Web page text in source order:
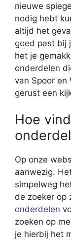
nieuwe
nodig hebt
altijd het
goed past bij
het je
onderdelen
van Spoor en
gerust een
Hoe
Op onze
aanwezig.
simpelweg
de zoeker op
onderdelen
zoeken op
je hierbij het